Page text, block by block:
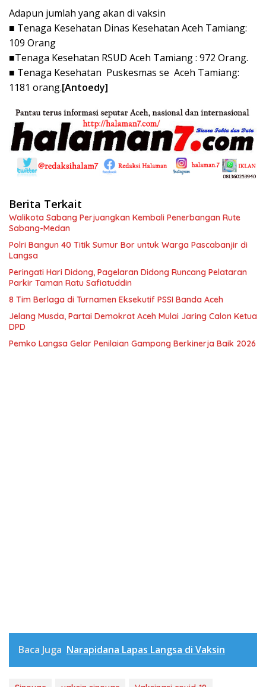
Adapun jumlah yang akan di vaksin
■ Tenaga Kesehatan Dinas Kesehatan Aceh Tamiang:
109 Orang
■Tenaga Kesehatan RSUD Aceh Tamiang : 972 Orang.
■ Tenaga Kesehatan Puskesmas se Aceh Tamiang:
1181 orang.[Antoedy]
Berita Terkait
Walikota Sabang Perjuangkan Kembali Penerbangan Rute
Sabang-Medan
Polri Bangun 40 Titik Sumur Bor untuk Warga Pascabanjir di
Langsa
Peringati Hari Didong, Pagelaran Didong Runcang Pelataran
Parkir Taman Ratu Safiatuddin
8 Tim Berlaga di Turnamen Eksekutif PSSI Banda Aceh
Jelang Musda, Partai Demokrat Aceh Mulai Jaring Calon Ketua
DPD
Pemko Langsa Gelar Penilaian Gampong Berkinerja Baik 2026
Baca Juga Narapidana Lapas Langsa di Vaksin